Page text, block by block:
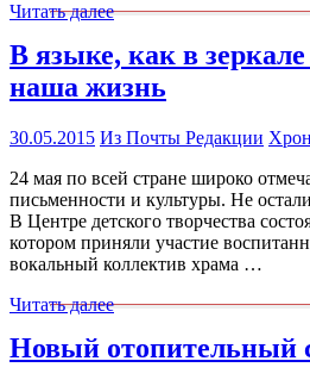
Читать далее
В языке, как в
наша жизнь
30.05.2015 Из Почты Редакции
24 мая по всей стране широко
письменности и культуры. Не
В Центре детского творчества
котором приняли участие
вокальный коллектив храма …
Читать далее
Новый отопительный